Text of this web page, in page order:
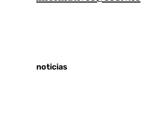
Últimas noticias